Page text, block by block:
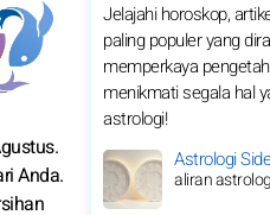
Anda.
Jelajahi horoskop,
paling populer yang
memperkaya
menikmati segala hal
astrologi!
Astrologi
aliran